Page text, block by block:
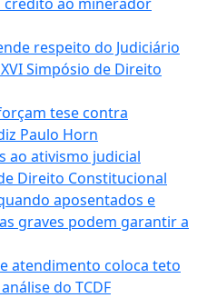
respeito do Judiciário
Simpósio de Direito
tese contra
Paulo Horn
ao ativismo judicial
Direito Constitucional
aposentados e
graves podem garantir a
atendimento coloca teto
do TCDF